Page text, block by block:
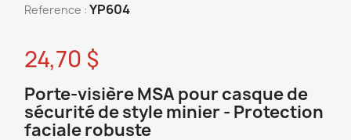
Reference : YP604
24,70 $
Porte-visière MSA pour casque de
sécurité de style minier - Protection
faciale robuste